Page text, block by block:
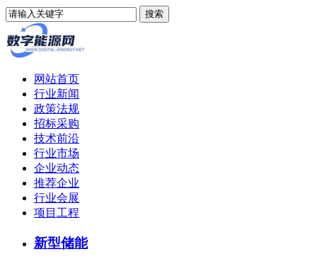
网站首页
行业新闻
政策法规
招标采购
技术前沿
行业市场
企业动态
推荐企业
行业会展
项目工程
新型储能